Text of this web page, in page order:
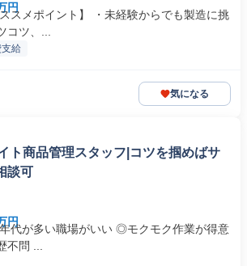
円
スメポイント】 ・未経験からでも製造に挑
コツ、...
給
気になる
ト商品管理スタッフ|コツを掴めばサ
談可
円
代が多い職場がいい ◎モクモク作業が得意
問 ...